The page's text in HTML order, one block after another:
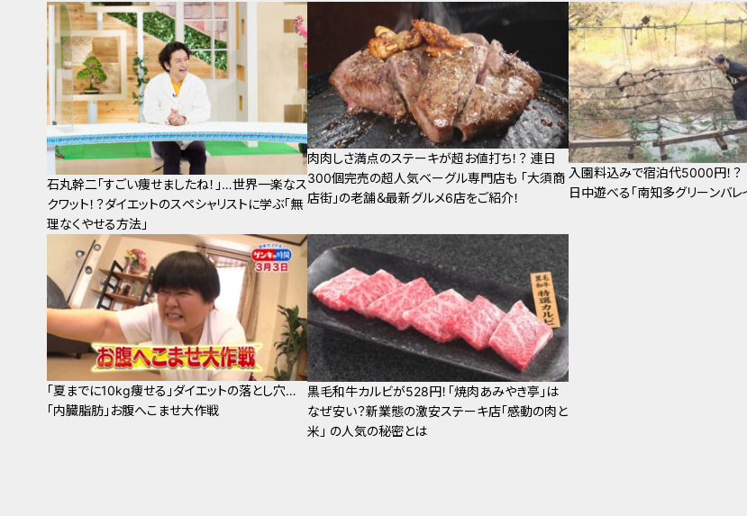
石丸幹二「すごい痩せましたね！」…世界一楽なス
クワット！？ダイエットのスペシャリストに学ぶ「無
理なくやせる方法」
肉肉しさ満点のステーキが超お値打ち！？ 連日
300個完売の超人気ベーグル専門店も 「大須商
店街」の老舗＆最新グルメ6店をご紹介！
入園料込みで宿泊代5000円！？
日中遊べる「南知多グリーンバレ
「夏までに10kg痩せる」ダイエットの落とし穴…
「内臓脂肪」お腹へこませ大作戦
黒毛和牛カルビが528円！「焼肉あみやき亭」は
なぜ安い？新業態の激安ステーキ店「感動の肉と
米」 の人気の秘密とは